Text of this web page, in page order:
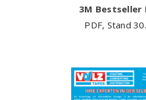
3M
PDF, Stand